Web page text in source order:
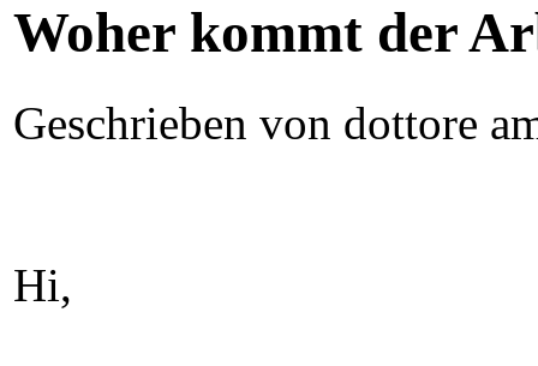
Woher kommt der
Geschrieben von dottore
Hi,